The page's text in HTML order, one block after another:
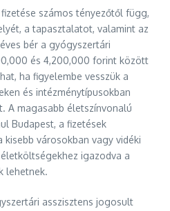
számos tényezőtől függ,
a tapasztalatot, valamint az
bér a gyógyszertári
és 4,200,000 forint között
ha figyelembe vesszük a
és intézménytípusokban
A magasabb életszínvonalú
Budapest, a fizetések
városokban vagy vidéki
igazodva a
lehetnek.
asszisztens jogosult